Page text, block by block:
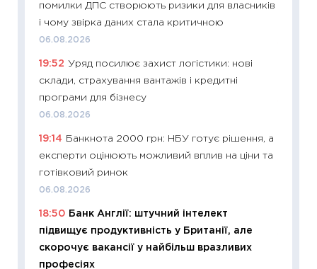
помилки ДПС створюють ризики для власників
і чому звірка даних стала критичною
06.08.2026
19:52 Уряд посилює захист логістики: нові
склади, страхування вантажів і кредитні
програми для бізнесу
06.08.2026
19:14
Банкнота 2000 грн: НБУ готує рішення, а
експерти оцінюють можливий вплив на ціни та
готівковий ринок
06.08.2026
18:50 Банк Англії: штучний інтелект
підвищує продуктивність у Британії, але
скорочує вакансії у найбільш вразливих
професіях